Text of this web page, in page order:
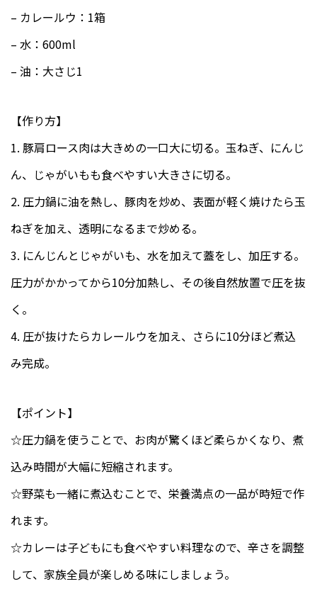
– カレールウ：1箱
– 水：600ml
– 油：大さじ1
【作り方】
1. 豚肩ロース肉は大きめの一口大に切る。玉ねぎ、にんじ
ん、じゃがいもも食べやすい大きさに切る。
2. 圧力鍋に油を熱し、豚肉を炒め、表面が軽く焼けたら玉
ねぎを加え、透明になるまで炒める。
3. にんじんとじゃがいも、水を加えて蓋をし、加圧する。
圧力がかかってから10分加熱し、その後自然放置で圧を抜
く。
4. 圧が抜けたらカレールウを加え、さらに10分ほど煮込
み完成。
【ポイント】
☆圧力鍋を使うことで、お肉が驚くほど柔らかくなり、煮
込み時間が大幅に短縮されます。
☆野菜も一緒に煮込むことで、栄養満点の一品が時短で作
れます。
☆カレーは子どもにも食べやすい料理なので、辛さを調整
して、家族全員が楽しめる味にしましょう。